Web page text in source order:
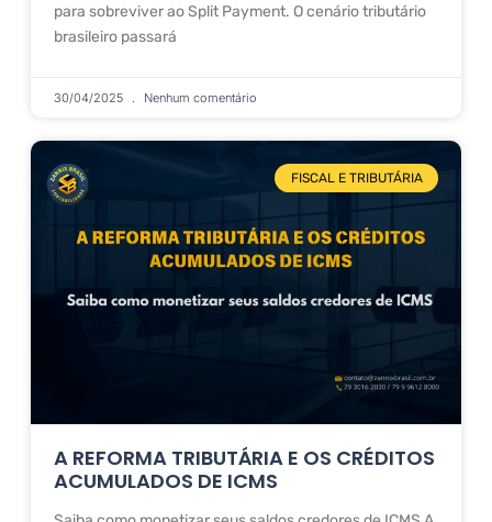
para sobreviver ao Split Payment. O cenário tributário
brasileiro passará
30/04/2025 Nenhum comentário
FISCAL E TRIBUTÁRIA
A REFORMA TRIBUTÁRIA E OS CRÉDITOS
ACUMULADOS DE ICMS